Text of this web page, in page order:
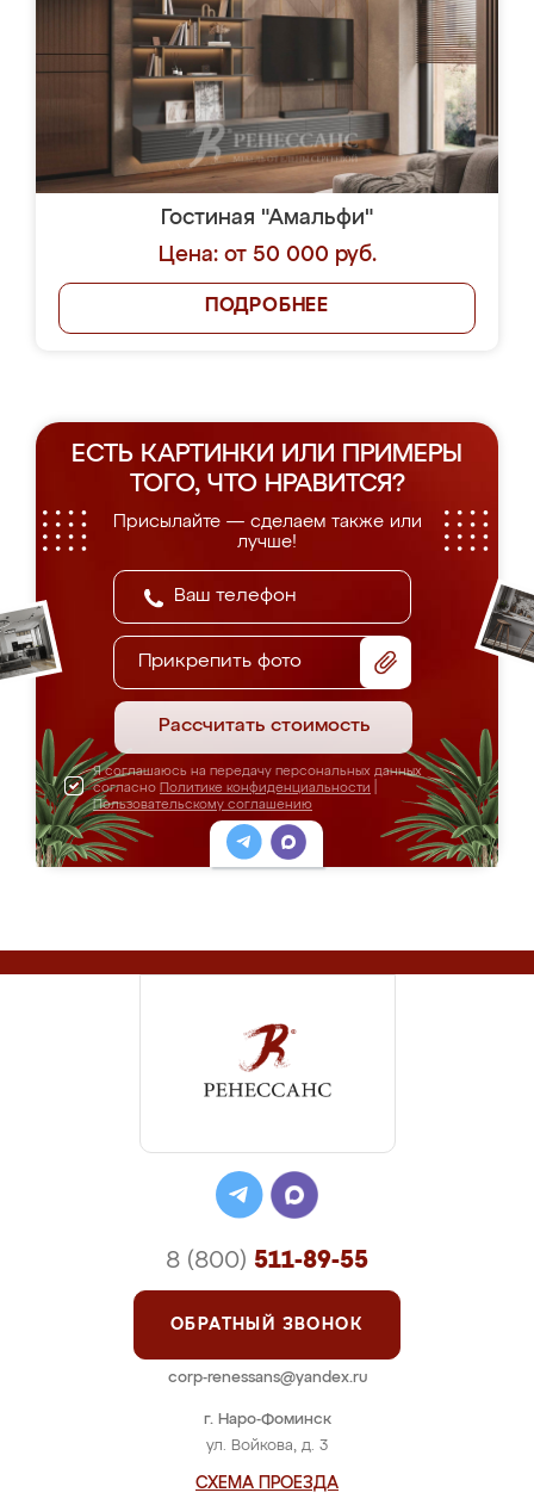
Гостиная "Амальфи"
Цена: от 50 000 руб.
ПОДРОБНЕЕ
ЕСТЬ КАРТИНКИ ИЛИ ПРИМЕРЫ
ТОГО, ЧТО НРАВИТСЯ?
Присылайте — сделаем также или
лучше!
Прикрепить фото
Рассчитать стоимость
Я соглашаюсь на передачу персональных данных
согласно Политике конфиденциальности
Пользовательскому соглашению
г. Наро-Фоминск
ул. Войкова, д. 3
СХЕМА ПРОЕЗДА
8 (800) 511-89-55
ОБРАТНЫЙ ЗВОНОК
corp-renessans@yandex.ru